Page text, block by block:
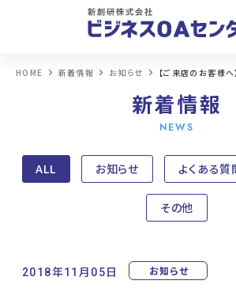
HOME 新着情報 お知らせ 【ご来店のお客様へ】2018年11月6日・7日・9日の
新着情報
NEWS
ALL お知らせ よくある質
その他
2018年11月05日 お知らせ